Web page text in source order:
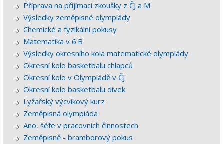
Příprava na přijímací zkoušky z ČJ a M
Výsledky zeměpisné olympiády
Chemické a fyzikální pokusy
Matematika v 6.B
Výsledky okresního kola matematické olympiády
Okresní kolo basketbalu chlapců
Okresní kolo v Olympiádě v ČJ
Okresní kolo basketbalu dívek
Lyžařský výcvikový kurz
Zeměpisná olympiáda
Ano, šéfe v pracovních činnostech
Zeměpisně - bramborový pokus